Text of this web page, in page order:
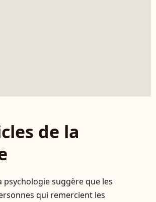
de la
psychologie suggère que les
qui remercient les